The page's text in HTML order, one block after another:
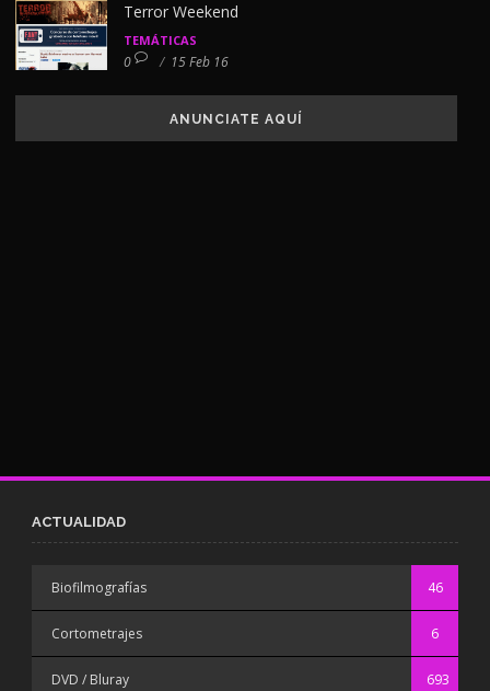
Terror Weekend
TEMÁTICAS
0 / 15 Feb 16
ANUNCIATE AQUÍ
ACTUALIDAD
Biofilmografías 46
Cortometrajes 6
DVD / Bluray 693